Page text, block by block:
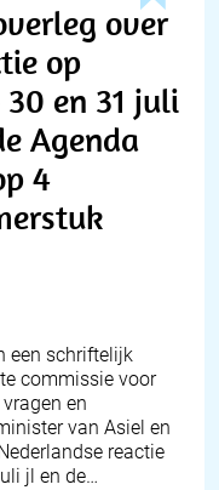
over
op
en 31 juli
Agenda
4
een schriftelijk
commissie voor
en
van Asiel en
reactie
jl en de…